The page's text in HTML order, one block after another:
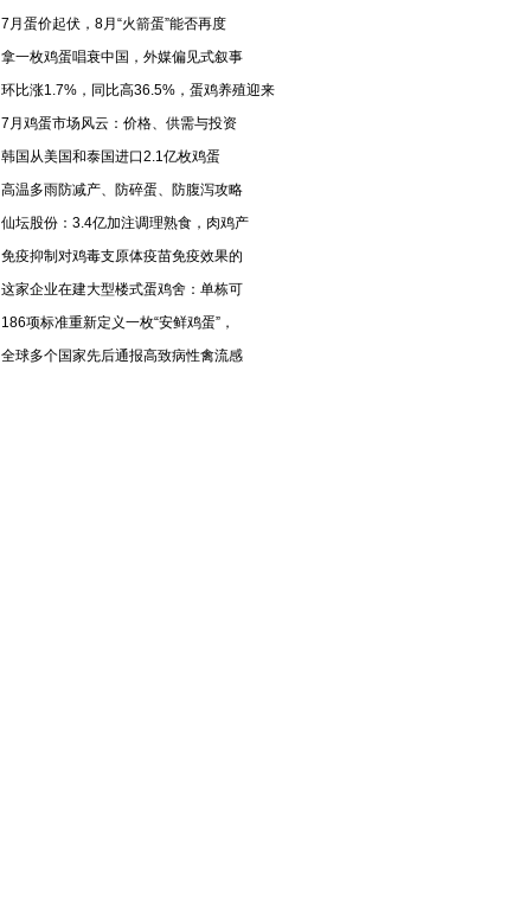
7月蛋价起伏，8月“火箭蛋”能否再度
拿一枚鸡蛋唱衰中国，外媒偏见式叙事
环比涨1.7%，同比高36.5%，蛋鸡养殖迎来
7月鸡蛋市场风云：价格、供需与投资
韩国从美国和泰国进口2.1亿枚鸡蛋
高温多雨防减产、防碎蛋、防腹泻攻略
仙坛股份：3.4亿加注调理熟食，肉鸡产
免疫抑制对鸡毒支原体疫苗免疫效果的
这家企业在建大型楼式蛋鸡舍：单栋可
186项标准重新定义一枚“安鲜鸡蛋”，
全球多个国家先后通报高致病性禽流感